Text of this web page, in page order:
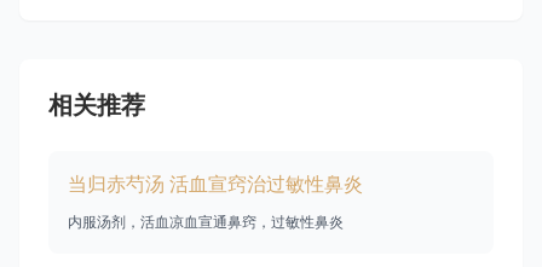
相关推荐
当归赤芍汤 活血宣窍治过敏性鼻炎
内服汤剂，活血凉血宣通鼻窍，过敏性鼻炎